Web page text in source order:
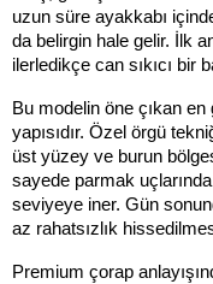
uzun süre ayakkabı
da belirgin hale gelir. İlk
ilerledikçe can sıkıcı bir
Bu modelin öne çıkan
yapısıdır. Özel örgü
üst yüzey ve burun
sayede parmak
seviyeye iner. Gün
az rahatsızlık
Premium çorap